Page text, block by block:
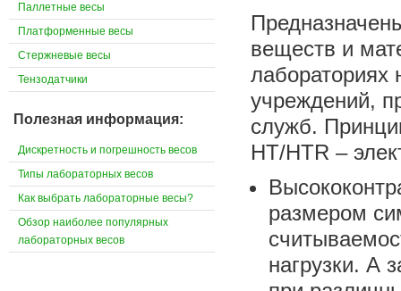
веществ и
лабораториях
учреждений,
служб.
HT/HTR –
размером
нагрузки. А
Паллетные весы
Платформенные весы
Стержневые весы
Тензодатчики
Полезная информация:
Дискретность и погрешность весов
Типы лабораторных весов
Как выбрать лабораторные весы?
Обзор наиболее популярных
лабораторных весов